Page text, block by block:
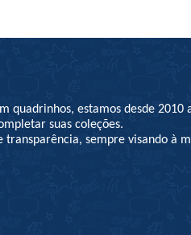
quadrinhos, estamos desde 2010
suas coleções.
transparência, sempre visando à